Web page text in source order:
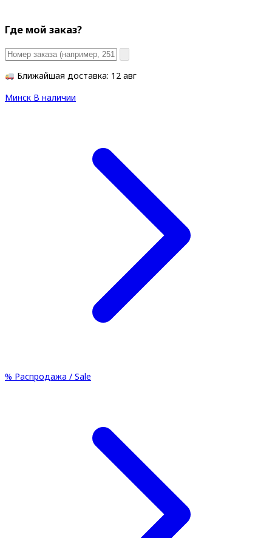
Где мой заказ?
Ближайшая доставка: 12 авг
Минск В наличии
% Распродажа / Sale